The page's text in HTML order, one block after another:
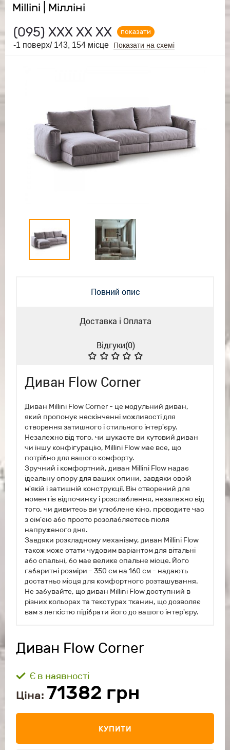
Millini | Мілліні
(095) ХХХ ХХ ХХ
показати
-1 поверх/ 143, 154 місце
Показати на схемі
Повний опис
Доставка і Оплата
Відгуки(0)
Диван Flow Corner
Диван Millini Flow Corner - це модульний диван,
який пропонує нескінченні можливості для
створення затишного і стильного інтер'єру.
Незалежно від того, чи шукаєте ви кутовий диван
чи іншу конфігурацію, Millini Flow має все, що
потрібно для вашого комфорту.
Зручний і комфортний, диван Millini Flow надає
ідеальну опору для ваших спини, завдяки своїй
м'якій і затишній конструкції. Він створений для
моментів відпочинку і розслаблення, незалежно від
того, чи дивитесь ви улюблене кіно, проводите час
з сім'єю або просто розслабляєтесь після
напруженого дня.
Завдяки розкладному механізму, диван Millini Flow
також може стати чудовим варіантом для вітальні
або спальні, бо має велике спальне місце. Його
габаритні розміри - 350 см на 160 см - надають
достатньо місця для комфортного розташування.
Не забувайте, що диван Millini Flow доступний в
різних кольорах та текстурах тканин, що дозволяє
вам з легкістю підібрати його до вашого інтер'єру.
Диван Flow Corner
Є в наявності
Ціна: 71382 грн
КУПИТИ